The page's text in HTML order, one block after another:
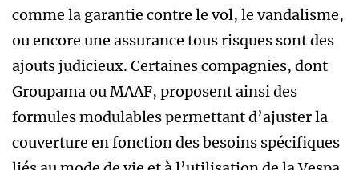
comme la garantie contre le vol, le vandalisme,
ou encore une assurance tous risques sont des
ajouts judicieux. Certaines compagnies, dont
Groupama ou MAAF, proposent ainsi des
formules modulables permettant d’ajuster la
couverture en fonction des besoins spécifiques